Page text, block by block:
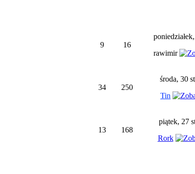
9 16
rawimir
34 250
środa, 30
Tin
13 168
piątek, 27
Rork